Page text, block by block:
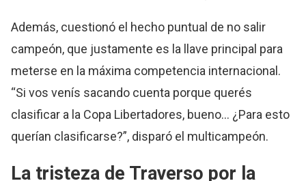
Además, cuestionó el hecho puntual de no salir
campeón, que justamente es la llave principal para
meterse en la máxima competencia internacional.
“Si vos venís sacando cuenta porque querés
clasificar a la Copa Libertadores, bueno… ¿Para esto
querían clasificarse?”, disparó el multicampeón.
La tristeza de Traverso por la